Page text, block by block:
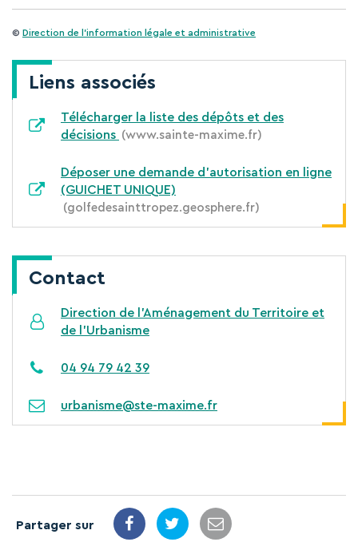
© Direction de l'information légale et administrative
Liens associés
Télécharger la liste des dépôts et des
décisions
www.sainte-maxime.fr
Déposer une demande d'autorisation en ligne
(GUICHET UNIQUE)
golfedesainttropez.geosphere.fr
Contact
Direction de l’Aménagement du Territoire et
de l'Urbanisme
04 94 79 42 39
urbanisme@ste-maxime.fr
Partager sur